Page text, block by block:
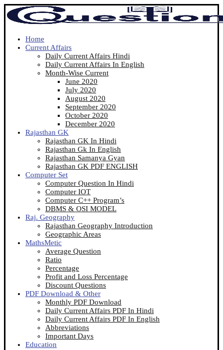
Home
Current Affairs
Daily Current Affairs Hindi
Daily Current Affairs In English
Month-Wise Current
June 2020
July 2020
August 2020
September 2020
October 2020
December 2020
Rajasthan GK
Rajasthan GK In Hindi
Rajasthan Gk In English
Rajasthan Samanya Gyan
Rajasthan GK PDF ENGLISH
Computer Set
Computer Question In Hindi
Computer IOT
Computer C++ Program’s
DBMS & OSI MODEL
Raj. Geography
Rajasthan Geography Introduction
Geographic Areas
MathsMetic
Average Question
Ratio
Percentage
Profit and Loss Percentage
Discount Questions
PDF Download & Other
Monthly PDF Download
Daily Current Affairs PDF In Hindi
Daily Current Affairs PDF In English
Abbreviations
Important Days
Education